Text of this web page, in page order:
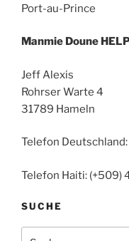
Port-au-Prince
Manmie Doune
Jeff Alexis
Rohrser Warte 4
31789 Hameln
Telefon
Telefon Haiti: (+509)
SUCHE